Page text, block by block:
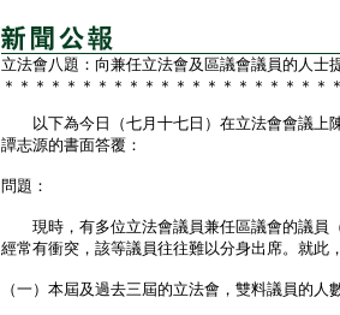
立法會八題：向兼任立法會及區議會議員的人士
＊＊＊＊＊＊＊＊＊＊＊＊＊＊＊＊＊＊＊＊＊
以下為今日（七月十七日）在立法會會議上
譚志源的書面答覆：
問題：
現時，有多位立法會議員兼任區議會的議員
經常有衝突，該等議員往往難以分身出席。就此
（一）本屆及過去三屆的立法會，雙料議員的人